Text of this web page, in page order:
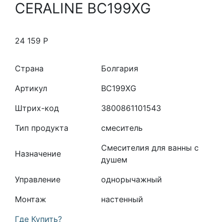
CERALINE BC199XG
24 159 Р
Страна
Болгария
Артикул
BC199XG
Штрих-код
3800861101543
Тип продукта
смеситель
Назначение
Смесителия для ванны с
душем
Управление
однорычажный
Монтаж
настенный
Где Купить?